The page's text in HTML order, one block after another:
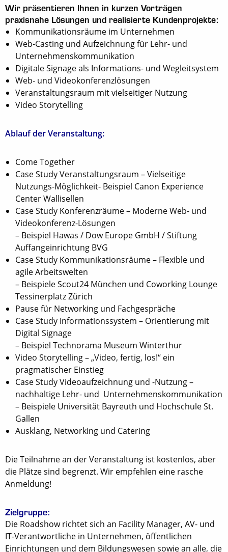
Wir präsentieren Ihnen in kurzen Vorträgen
praxisnahe Lösungen und realisierte Kundenprojekte:
Kommunikationsräume im Unternehmen
Web-Casting und Aufzeichnung für Lehr- und
Unternehmenskommunikation
Digitale Signage als Informations- und Wegleitsystem
Web- und Videokonferenzlösungen
Veranstaltungsraum mit vielseitiger Nutzung
Video Storytelling
Ablauf der Veranstaltung:
Come Together
Case Study Veranstaltungsraum – Vielseitige
Nutzungs-Möglichkeit- Beispiel Canon Experience
Center Wallisellen
Case Study Konferenzräume – Moderne Web- und
Videokonferenz-Lösungen
– Beispiel Hawas / Dow Europe GmbH / Stiftung
Auffangeinrichtung BVG
Case Study Kommunikationsräume – Flexible und
agile Arbeitswelten
– Beispiele Scout24 München und Coworking Lounge
Tessinerplatz Zürich
Pause für Networking und Fachgespräche
Case Study Informationssystem – Orientierung mit
Digital Signage
– Beispiel Technorama Museum Winterthur
Video Storytelling – „Video, fertig, los!“ ein
pragmatischer Einstieg
Case Study Videoaufzeichnung und -Nutzung –
nachhaltige Lehr- und Unternehmenskommunikation
– Beispiele Universität Bayreuth und Hochschule St.
Gallen
Ausklang, Networking und Catering
Die Teilnahme an der Veranstaltung ist kostenlos, aber
die Plätze sind begrenzt. Wir empfehlen eine rasche
Anmeldung!
Zielgruppe:
Die Roadshow richtet sich an Facility Manager, AV- und
IT-Verantwortliche in Unternehmen, öffentlichen
Einrichtungen und dem Bildungswesen sowie an alle, die